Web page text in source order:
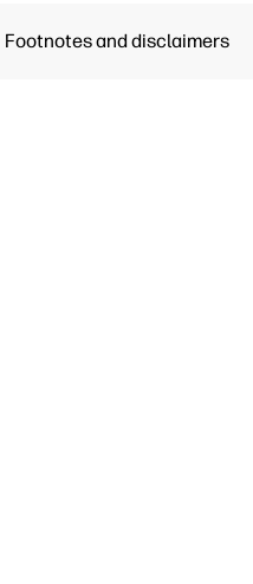
Footnotes and disclaimers